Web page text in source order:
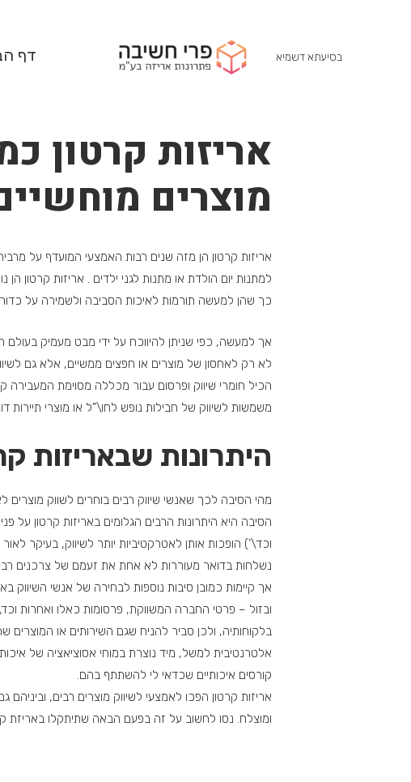
בסיעתא דשמיא דף
אריזות קרטון
מוצרים
אריזות קרטון הן מזה שנים רבות האמצעי המועדף על
למתנות יום הולדת או מתנות לגני ילדים . אריזות קרטון
כך שהן למעשה תורמות לאיכות הסביבה ולשמירה על
אך למעשה, כפי שניתן להיווכח על ידי מבט מעמיק בעולם
לא רק לאחסון של מוצרים או חפצים ממשיים, אלא גם
הכיל חומרי שיווק ופרסום עבור מכללה מסוימת המעבירה
משמשות לשיווק של חבילות נופש לחו\”ל או מוצרי תיירות
היתרונות שבאריזות
מהי הסיבה לכך שאנשי שיווק רבים בוחרים לשווק מוצרים
הסיבה היא היתרונות הרבים הגלומים באריזות קרטון על
וכד\’) הופכות אותן לאטרקטיביות יותר לשיווק, בעיקר
נשלחות בדואר מעוררות לא אחת את זעמם של צרכנים
אך קיימות כמובן סיבות נוספות לבחירה של אנשי השיווק
ובזול – פרטי החברה המשווקת, פרסומות כאלו ואחרות
בלקוחותיה, ולכן סביר להניח שגם השירותים או
אלטרנטיבית למשל, מיד נוצרת במוחי אסוציאציה של
קורסים איכותיים שכדאי לי להשתתף בהם.
אריזות קרטון הפכו לאמצעי לשיווק מוצרים רבים, וביניהם
ומוצלח. נסו לחשוב על זה בפעם הבאה שתיתקלו באריזת